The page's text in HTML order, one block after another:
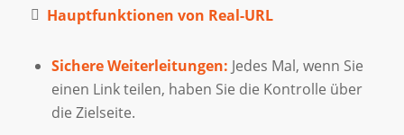
Hauptfunktionen von Real-URL
Sichere Weiterleitungen: Jedes Mal, wenn Sie
einen Link teilen, haben Sie die Kontrolle über
die Zielseite.